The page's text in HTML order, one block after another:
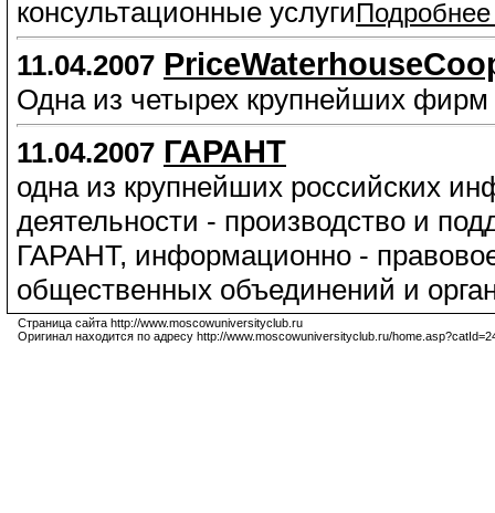
консультационные услуги
11.04.2007
Одна из четырех крупнейших фирм
11.04.2007 ГАРАНТ
одна из крупнейших российских
деятельности - производство и
ГАРАНТ, информационно -
общественных объединений и
Страница сайта http://www.moscowuniversityclub.ru
Оригинал находится по адресу http://www.moscowuniversityclub.ru/